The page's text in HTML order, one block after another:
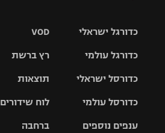
VOD
רץ ברשת
תוצאות
לוח שידורים
ברחבה
כדורגל ישראלי
גביע הטוטו
כדורגל עולמי
האלופות
ליגה
כדורסל ישראלי
סל
כדורסל עולמי
ענפים נוספים